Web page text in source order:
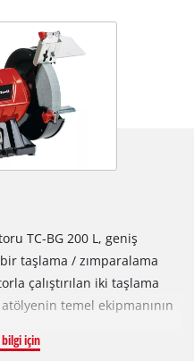
TC-BG 200 L, geniş
taşlama / zımparalama
çalıştırılan iki taşlama
temel ekipmanının
bile keskinleştirmek
için